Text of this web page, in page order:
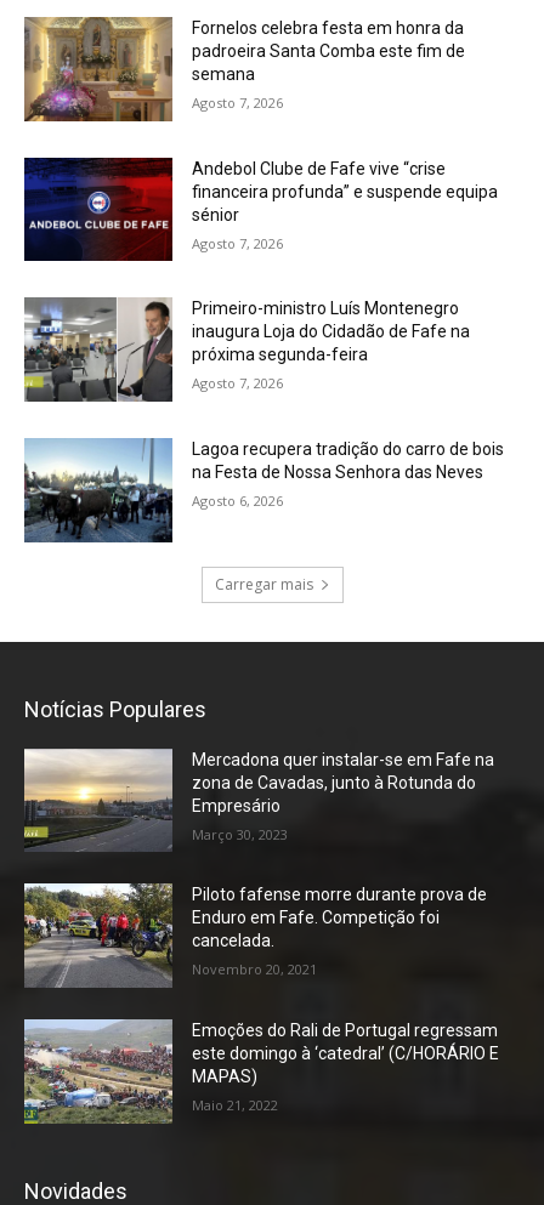
Fornelos celebra festa em honra da
padroeira Santa Comba este fim de
semana
Agosto 7, 2026
Andebol Clube de Fafe vive “crise
financeira profunda” e suspende equipa
sénior
Agosto 7, 2026
Primeiro-ministro Luís Montenegro
inaugura Loja do Cidadão de Fafe na
próxima segunda-feira
Agosto 7, 2026
Lagoa recupera tradição do carro de bois
na Festa de Nossa Senhora das Neves
Agosto 6, 2026
Carregar mais
Notícias Populares
Mercadona quer instalar-se em Fafe na
zona de Cavadas, junto à Rotunda do
Empresário
Março 30, 2023
Piloto fafense morre durante prova de
Enduro em Fafe. Competição foi
cancelada.
Novembro 20, 2021
Emoções do Rali de Portugal regressam
este domingo à ‘catedral’ (C/HORÁRIO E
MAPAS)
Maio 21, 2022
Novidades